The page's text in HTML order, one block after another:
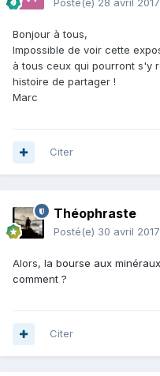
Posté(e) 28 avril 2017
Bonjour à tous,
Impossible de voir cette
à tous ceux qui pourront s'y
histoire de partager !
Marc
Citer
Théophraste
Posté(e) 30 avril 2017
Alors, la bourse aux
comment ?
Citer